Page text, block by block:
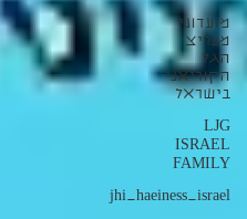
מועדוני
מעריצי
הגל
הקוריאני
בישראל
LJG
ISRAEL
FAMILY
jhi_haeiness_israel